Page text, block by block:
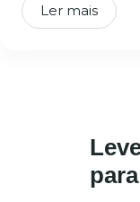
Ler mais